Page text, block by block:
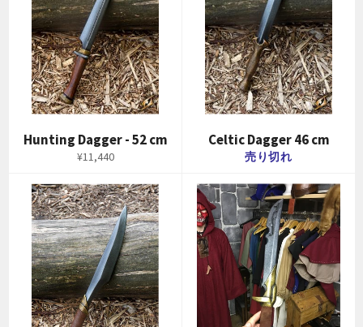
Hunting Dagger - 52 cm
通
価
格
¥11,440
Celtic Dagger 46 cm
売り切れ